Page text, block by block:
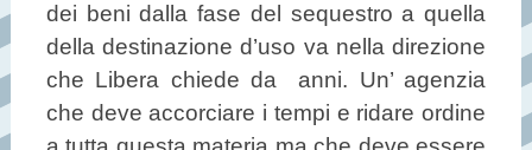
dei beni dalla fase del sequestro a quella
della destinazione d’uso va nella direzione
che Libera chiede da anni. Un’ agenzia
che deve accorciare i tempi e ridare ordine